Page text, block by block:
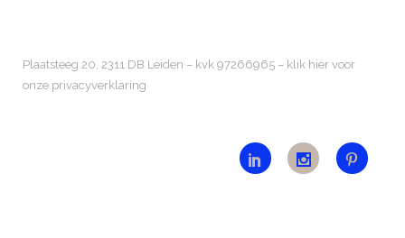
Plaatsteeg 20, 2311 DB Leiden – kvk 97266965 – klik hier voor
onze privacyverklaring